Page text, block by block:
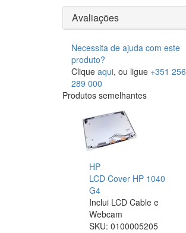
Avaliações
Necessita de ajuda com este
produto?
Clique aqui, ou ligue +351 256
289 000
Produtos semelhantes
HP
LCD Cover HP 1040
G4
Inclui LCD Cable e
Webcam
SKU: 0100005205